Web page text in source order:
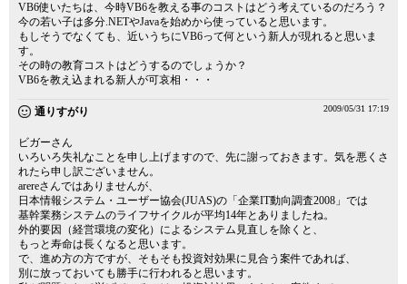
VB6使いたちは、今時VB6を教える事のコストはどう考えているのだろう？
今の若い子は多分.NETやJavaを始めから使っていると思います。
もしそうでなくても、近いうちにVB6って何という新人が現れると思いま
す。
その時の教育コストはどうするのでしょうか？
VB6を教え込まれる新人が可哀相・・・
通りすがり 2009/05/31 17:19
ビガーさん
いろいろ失礼なことを申し上げますので、先に謝っておきます。気を悪くさ
れたら申し訳ございません。
arereさんではありませんが、
日本情報システム・ユーザー協会(JUAS)の「企業IT動向調査2008」では
基幹業務システムのライフサイクルが平均14年とありましたね。
外的要因（経営環境の変化）によるシステム見直しを除くと、
もっと寿命は長くなると思います。
で、進め方の方ですが、そもそも投資対効果に見合う案件であれば、
別に放っておいても勝手に行われると思います。